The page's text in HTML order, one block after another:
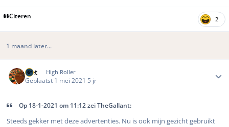
Citeren 2
1 maand later...
piet High Roller
Geplaatst 1 mei 2021 5 jr
Op 18-1-2021 om 11:12 zei TheGallant:
Steeds gekker met deze advertenties. Nu is ook mijn gezicht gebruikt